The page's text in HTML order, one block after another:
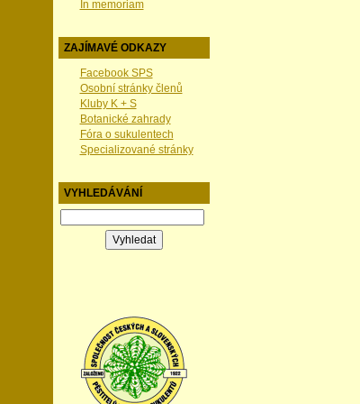
In memoriam
ZAJÍMAVÉ ODKAZY
Facebook SPS
Osobní stránky členů
Kluby K + S
Botanické zahrady
Fóra o sukulentech
Specializované stránky
VYHLEDÁVÁNÍ